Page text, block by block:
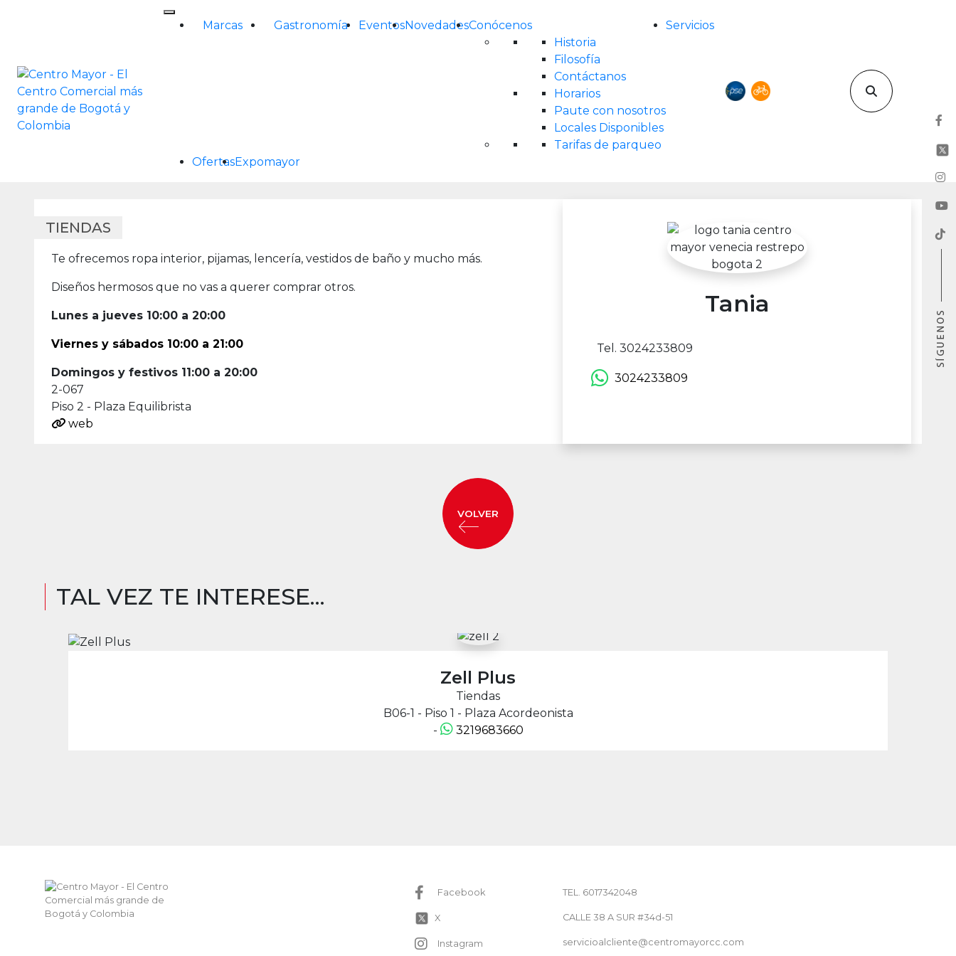
Marcas Gastronomía EventosNovedadesConócenos
Historia
Filosofía
Contáctanos
Horarios
Paute con nosotros
Locales Disponibles
Tarifas de parqueo
Servicios
OfertasExpomayor
TIENDAS
Te ofrecemos ropa interior, pijamas, lencería, vestidos de baño y mucho más.
Diseños hermosos que no vas a querer comprar otros.
Lunes a jueves 10:00 a 20:00
Viernes y sábados 10:00 a 21:00
Domingos y festivos 11:00 a 20:00
2-067
Piso 2 - Plaza Equilibrista
web
Tania
Tel. 3024233809
3024233809
VOLVER
TAL VEZ TE INTERESE...
Zell Plus
Tiendas
B06-1 - Piso 1 - Plaza Acordeonista
-
3219683660
Facebook
X
Instagram
TEL. 6017342048
CALLE 38 A SUR #34d-51
servicioalcliente@centromayorcc.com